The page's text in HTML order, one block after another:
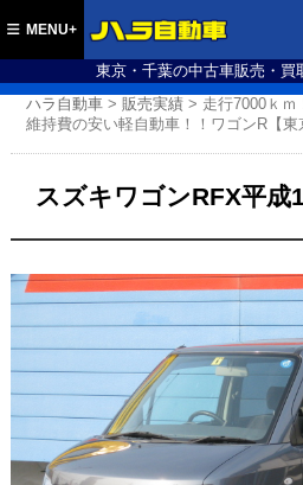
東京・千葉の中古車販売・買
MENU+
ハラ自動車 >販売実績 > 走行7000ｋｍ
維持費の安い軽自動車！！ワゴンR【東
スズキワゴンRFX平成